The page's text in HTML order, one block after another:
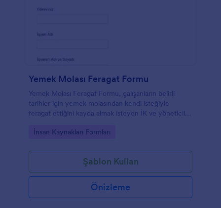
Yemek Molası Feragat Formu
Yemek Molası Feragat Formu, çalışanların belirli
tarihler için yemek molasından kendi isteğiyle
feragat ettiğini kayda almak isteyen İK ve yöneticiler
gönderimi takibi sağlar.
Go to Category:
İnsan Kaynakları Formları
Şablon Kullan
Önizleme